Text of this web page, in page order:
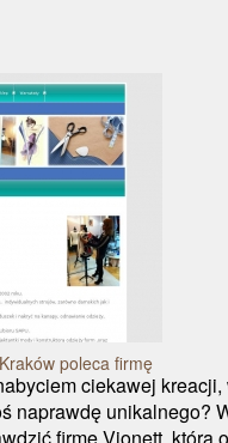
poleca firmę
ciekawej
naprawdę unikalnego?